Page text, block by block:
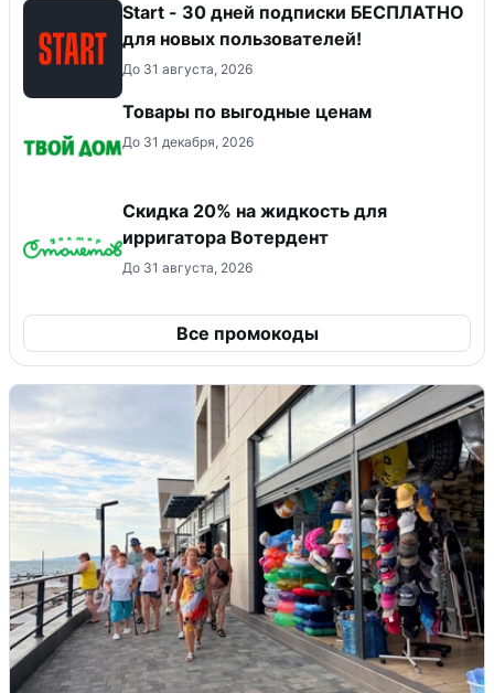
Start - 30 дней подписки БЕСПЛАТНО
для новых пользователей!
До 31 августа, 2026
Товары по выгодные ценам
До 31 декабря, 2026
Скидка 20% на жидкость для
ирригатора Вотердент
До 31 августа, 2026
Все промокоды